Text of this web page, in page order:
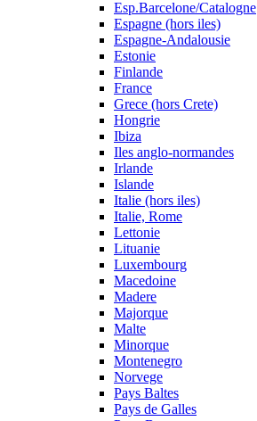
Esp.Barcelone/Catalogne
Espagne (hors iles)
Espagne-Andalousie
Estonie
Finlande
France
Grece (hors Crete)
Hongrie
Ibiza
Iles anglo-normandes
Irlande
Islande
Italie (hors iles)
Italie, Rome
Lettonie
Lituanie
Luxembourg
Macedoine
Madere
Majorque
Malte
Minorque
Montenegro
Norvege
Pays Baltes
Pays de Galles